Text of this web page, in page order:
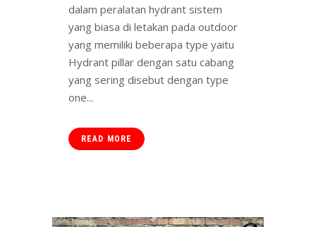
dalam peralatan hydrant sistem
yang biasa di letakan pada outdoor
yang memiliki beberapa type yaitu
Hydrant pillar dengan satu cabang
yang sering disebut dengan type
one...
READ MORE